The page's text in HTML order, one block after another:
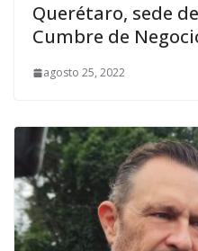
Querétaro, sede
Cumbre de
agosto 25, 2022